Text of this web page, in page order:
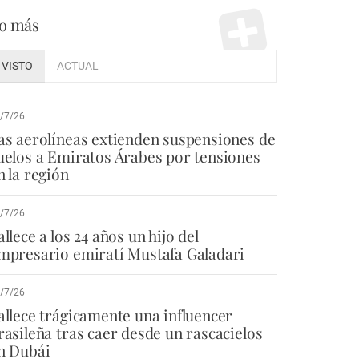
más
VISTO ACTUAL
7/26
aerolíneas extienden suspensiones de
a Emiratos Árabes por tensiones
la región
7/26
a los 24 años un hijo del
emiratí Mustafa Galadari
7/26
trágicamente una influencer
tras caer desde un rascacielos
Dubái